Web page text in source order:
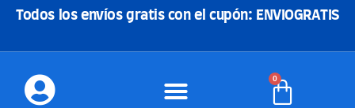
Todos los envíos gratis con el cupón: ENVIOGRATIS
0
Carrito